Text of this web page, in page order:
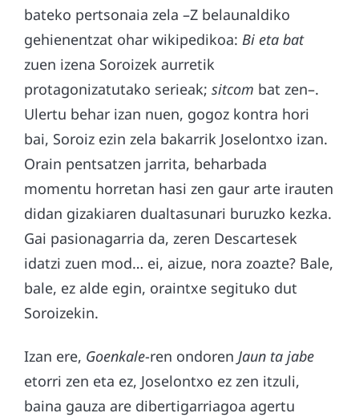
bateko pertsonaia zela –Z belaunaldiko
gehienentzat ohar wikipedikoa: Bi eta bat
zuen izena Soroizek aurretik
protagonizatutako serieak; sitcom bat zen–.
Ulertu behar izan nuen, gogoz kontra hori
bai, Soroiz ezin zela bakarrik Joselontxo izan.
Orain pentsatzen jarrita, beharbada
momentu horretan hasi zen gaur arte irauten
didan gizakiaren dualtasunari buruzko kezka.
Gai pasionagarria da, zeren Descartesek
idatzi zuen mod… ei, aizue, nora zoazte? Bale,
bale, ez alde egin, oraintxe segituko dut
Soroizekin.
Izan ere, Goenkale-ren ondoren Jaun ta jabe
etorri zen eta ez, Joselontxo ez zen itzuli,
baina gauza are dibertigarriagoa agertu